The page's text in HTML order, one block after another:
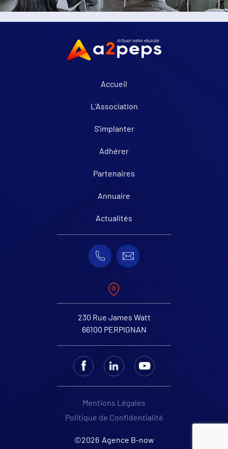
Accueil
L’Association
S’implanter
Adhérer
Partenaires
Annuaire
Actualités
230 Rue James Watt
66100 PERPIGNAN
Mentions Légales
Politique de Confidentialité
©2026 Agence B-now